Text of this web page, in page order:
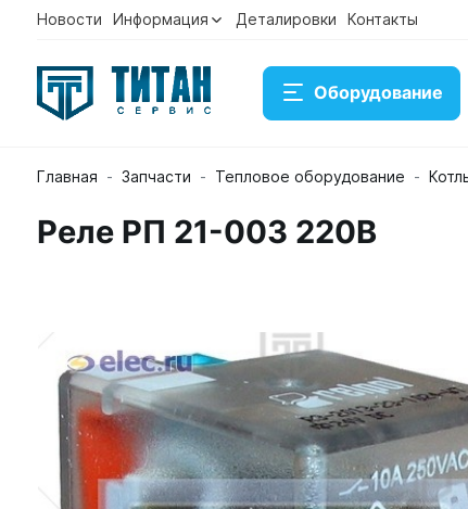
Новости Информация Деталировки Контакты
Оборудование
Главная Запчасти Тепловое оборудование
Под заказ
Купить
Консультация
Реле РП 21-003 220В